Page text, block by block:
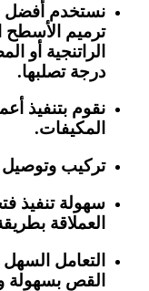
نستخدم أفضل
ترميم الأسطح
الراتنجية أو
درجة تصلبها.
نقوم بتنفيذ
المكيفات.
تركيب
سهولة تنفيذ
العملاقة
التعامل
القص بسهولة